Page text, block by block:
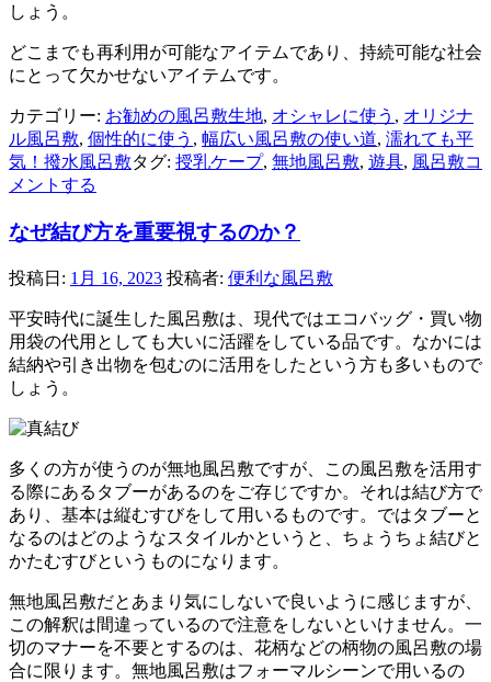
しょう。
どこまでも再利用が可能なアイテムであり、持続可能な社会
にとって欠かせないアイテムです。
カテゴリー: お勧めの風呂敷生地, オシャレに使う , オリジナ
ル風呂敷, 個性的に使う , 幅広い風呂敷の使い道, 濡れても平
気！撥水風呂敷タグ: 授乳ケープ, 無地風呂敷, 遊具, 風呂敷コ
メントする
なぜ結び方を重要視するのか？
投稿日: 1月 16, 2023 投稿者: 便利な風呂敷
平安時代に誕生した風呂敷は、現代ではエコバッグ・買い物
用袋の代用としても大いに活躍をしている品です。なかには
結納や引き出物を包むのに活用をしたという方も多いもので
しょう。
多くの方が使うのが無地風呂敷ですが、この風呂敷を活用す
る際にあるタブーがあるのをご存じですか。それは結び方で
あり、基本は縦むすびをして用いるものです。ではタブーと
なるのはどのようなスタイルかというと、ちょうちょ結びと
かたむすびというものになります。
無地風呂敷だとあまり気にしないで良いように感じますが、
この解釈は間違っているので注意をしないといけません。一
切のマナーを不要とするのは、花柄などの柄物の風呂敷の場
合に限ります。無地風呂敷はフォーマルシーンで用いるの